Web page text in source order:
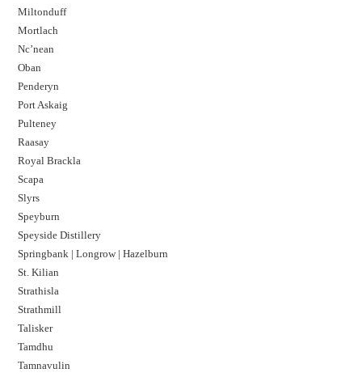
Miltonduff
Mortlach
Nc’nean
Oban
Penderyn
Port Askaig
Pulteney
Raasay
Royal Brackla
Scapa
Slyrs
Speyburn
Speyside Distillery
Springbank | Longrow | Hazelburn
St. Kilian
Strathisla
Strathmill
Talisker
Tamdhu
Tamnavulin